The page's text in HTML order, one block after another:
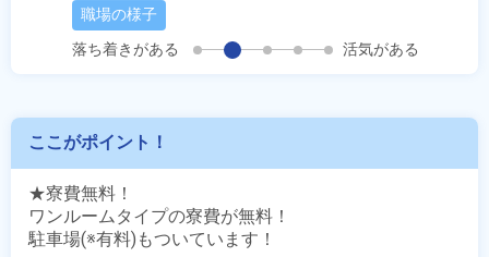
職場の様子
落ち着きがある
活気がある
ここがポイント！
★寮費無料！
ワンルームタイプの寮費が無料！
駐車場(※有料)もついています！